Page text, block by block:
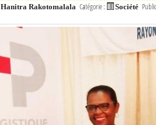
Hanitra Rakotomalala Catégorie : Société